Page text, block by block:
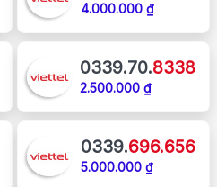
4.000.000 ₫
0339.70.8338
2.500.000 ₫
0339.696.656
5.000.000 ₫